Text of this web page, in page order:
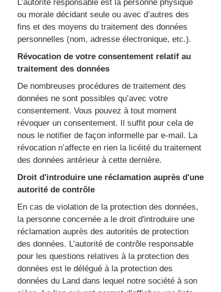
L’autorité responsable est la personne physique
ou morale décidant seule ou avec d’autres des
fins et des moyens du traitement des données
personnelles (nom, adresse électronique, etc.).
Révocation de votre consentement relatif au
traitement des données
De nombreuses procédures de traitement des
données ne sont possibles qu’avec votre
consentement. Vous pouvez à tout moment
révoquer un consentement. Il suffit pour cela de
nous le notifier de façon informelle par e-mail. La
révocation n’affecte en rien la licéité du traitement
des données antérieur à cette dernière.
Droit d'introduire une réclamation auprès d'une
autorité de contrôle
En cas de violation de la protection des données,
la personne concernée a le droit d'introduire une
réclamation auprès des autorités de protection
des données. L’autorité de contrôle responsable
pour les questions relatives à la protection des
données est le délégué à la protection des
données du Land dans lequel notre société à son